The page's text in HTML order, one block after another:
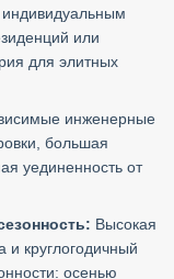
индивидуальным
или
для элитных
инженерные
большая
уединенность от
Высокая
и круглогодичный
осенью